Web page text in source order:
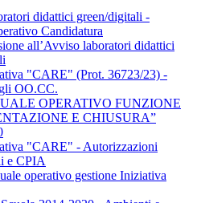
didattici green/digitali -
Candidatura
all’Avviso laboratori didattici
"CARE" (Prot. 36723/23) -
OO.CC.
OPERATIVO FUNZIONE
E CHIUSURA”
"CARE" - Autorizzazioni
e CPIA
operativo gestione Iniziativa